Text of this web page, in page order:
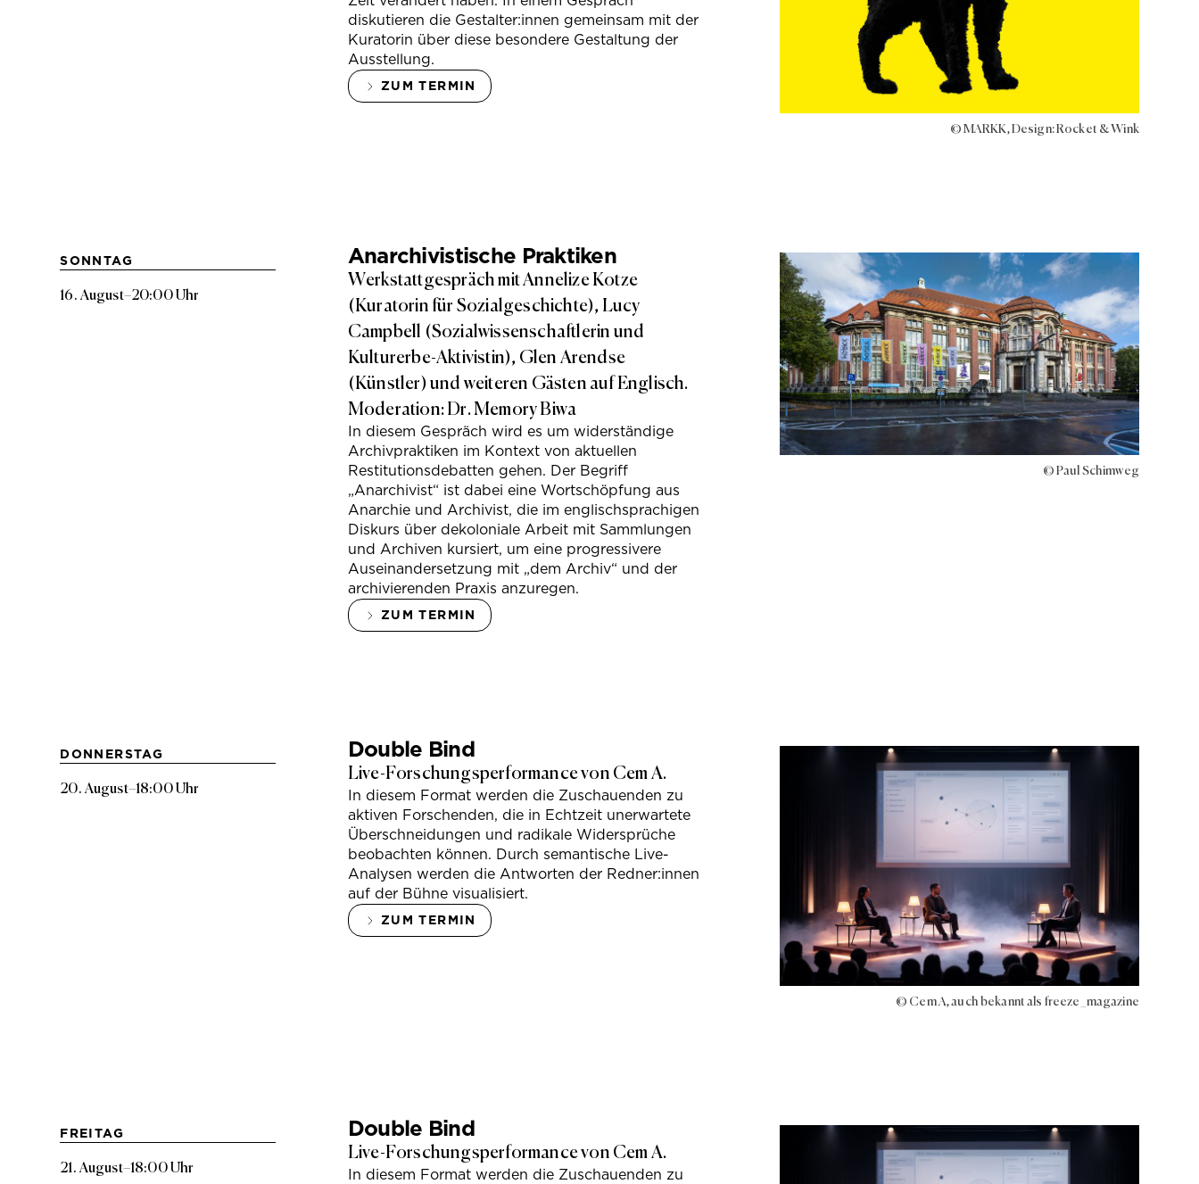
diskutieren die Gestalter:innen gemeinsam mit der
Kuratorin über diese besondere Gestaltung der
Ausstellung.
ZUM TERMIN
© MARKK, Design: Rocket & Wink
SONNTAG
16. August–20:00 Uhr
Anarchivistische Praktiken
Werkstattgespräch mit Annelize Kotze
(Kuratorin für Sozialgeschichte), Lucy
Campbell (Sozialwissenschaftlerin und
Kulturerbe-Aktivistin), Glen Arendse
(Künstler) und weiteren Gästen auf Englisch.
Moderation: Dr. Memory Biwa
In diesem Gespräch wird es um widerständige
Archivpraktiken im Kontext von aktuellen
Restitutionsdebatten gehen. Der Begriff
„Anarchivist“ ist dabei eine Wortschöpfung aus
Anarchie und Archivist, die im englischsprachigen
Diskurs über dekoloniale Arbeit mit Sammlungen
und Archiven kursiert, um eine progressivere
Auseinandersetzung mit „dem Archiv“ und der
archivierenden Praxis anzuregen.
ZUM TERMIN
© Paul Schimweg
DONNERSTAG
20. August–18:00 Uhr
Double Bind
Live-Forschungsperformance von Cem A.
In diesem Format werden die Zuschauenden zu
aktiven Forschenden, die in Echtzeit unerwartete
Überschneidungen und radikale Widersprüche
beobachten können. Durch semantische Live-
Analysen werden die Antworten der Redner:innen
auf der Bühne visualisiert.
ZUM TERMIN
© Cem A, auch bekannt als freeze_magazine
FREITAG
21. August–18:00 Uhr
Double Bind
Live-Forschungsperformance von Cem A.
In diesem Format werden die Zuschauenden zu